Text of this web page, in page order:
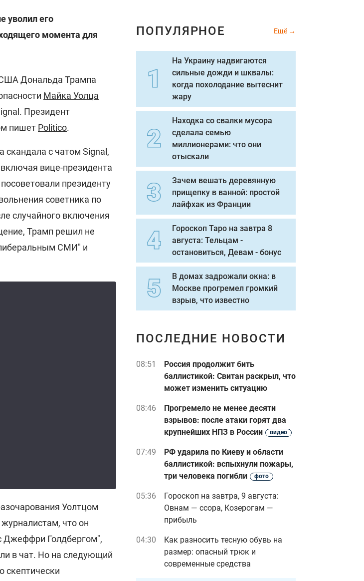
уволил его
момента для
США Дональда Трампа
Майка Уолца
Президент
пишет Politico.
скандала с чатом Signal,
вице-президента
президенту
советника по
случайного включения
Трамп решил не
СМИ" и
Уолтцом
что он
Джеффри Голдбергом",
в чат. Но на следующий
скептически
ПОПУЛЯРНОЕ Ещё
На Украину надвигаются
сильные дожди и шквалы:
когда похолодание вытеснит
жару
Находка со свалки мусора
сделала семью
миллионерами: что они
отыскали
Зачем вешать деревянную
прищепку в ванной: простой
лайфхак из Франции
Гороскоп Таро на завтра 8
августа: Тельцам -
остановиться, Девам - бонус
В домах задрожали окна: в
Москве прогремел громкий
взрыв, что известно
ПОСЛЕДНИЕ НОВОСТИ
08:51
Россия продолжит бить
баллистикой: Свитан раскрыл, что
может изменить ситуацию
08:46
Прогремело не менее десяти
взрывов: после атаки горят два
крупнейших НПЗ в России
видео
07:49
РФ ударила по Киеву и области
баллистикой: вспыхнули пожары,
три человека погибли
фото
05:36
Гороскоп на завтра, 9 августа:
Овнам — ссора, Козерогам —
прибыль
04:30
Как разносить тесную обувь на
размер: опасный трюк и
современные средства